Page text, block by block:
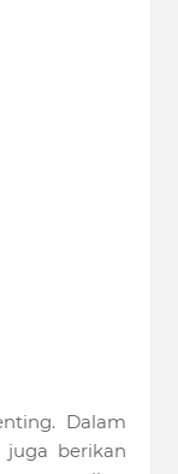
Dalam
juga berikan